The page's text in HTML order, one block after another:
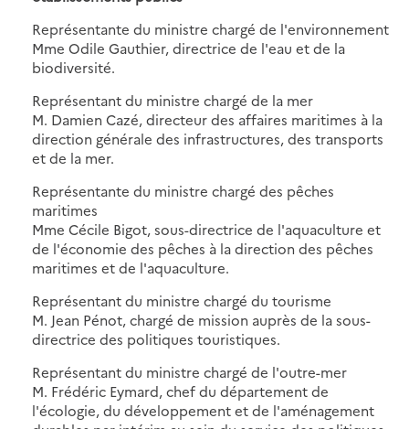
Représentante du ministre chargé de l'environnement
Mme Odile Gauthier, directrice de l'eau et de la
biodiversité.
Représentant du ministre chargé de la mer
M. Damien Cazé, directeur des affaires maritimes à la
direction générale des infrastructures, des transports
et de la mer.
Représentante du ministre chargé des pêches
maritimes
Mme Cécile Bigot, sous-directrice de l'aquaculture et
de l'économie des pêches à la direction des pêches
maritimes et de l'aquaculture.
Représentant du ministre chargé du tourisme
M. Jean Pénot, chargé de mission auprès de la sous-
directrice des politiques touristiques.
Représentant du ministre chargé de l'outre-mer
M. Frédéric Eymard, chef du département de
l'écologie, du développement et de l'aménagement